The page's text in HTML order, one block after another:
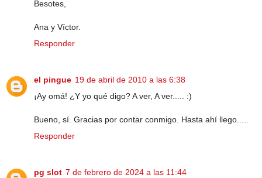
Besotes,
Ana y Víctor.
Responder
el pingue 19 de abril de 2010 a las 6:38
¡Ay omá! ¿Y yo qué digo? A ver, A ver..... :)
Bueno, sí. Gracias por contar conmigo. Hasta ahí llego.....
Responder
pg slot 7 de febrero de 2024 a las 11:44